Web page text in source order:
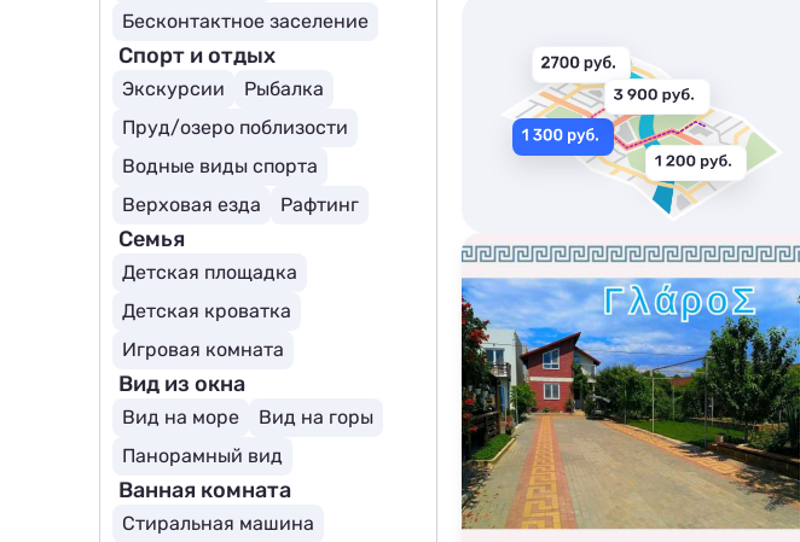
Бесконтактное заселение
Спорт и отдых
Экскурсии
Рыбалка
Пруд/озеро поблизости
Водные виды спорта
Верховая езда
Рафтинг
Семья
Детская площадка
Детская кроватка
Игровая комната
Вид из окна
Вид на море
Вид на горы
Панорамный вид
Ванная комната
Стиральная машина